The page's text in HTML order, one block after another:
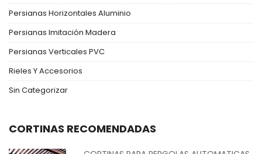
Persianas Horizontales Aluminio
Persianas Imitación Madera
Persianas Verticales PVC
Rieles Y Accesorios
Sin Categorizar
CORTINAS RECOMENDADAS